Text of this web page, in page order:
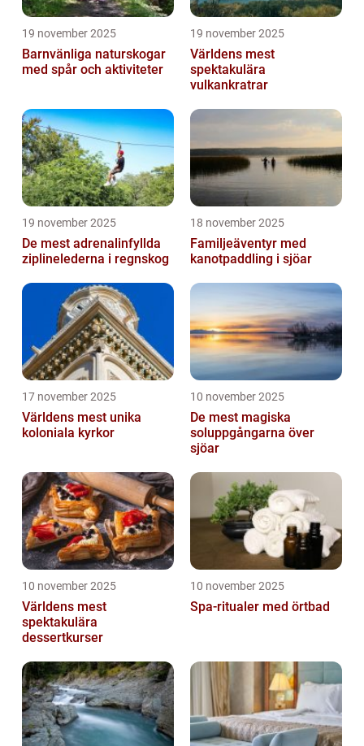
19 november 2025
Barnvänliga naturskogar
med spår och aktiviteter
19 november 2025
Världens mest
spektakulära
vulkankratrar
19 november 2025
De mest adrenalinfyllda
ziplinelederna i regnskog
18 november 2025
Familjeäventyr med
kanotpaddling i sjöar
17 november 2025
Världens mest unika
koloniala kyrkor
10 november 2025
De mest magiska
soluppgångarna över
sjöar
10 november 2025
Världens mest
spektakulära
dessertkurser
10 november 2025
Spa-ritualer med örtbad